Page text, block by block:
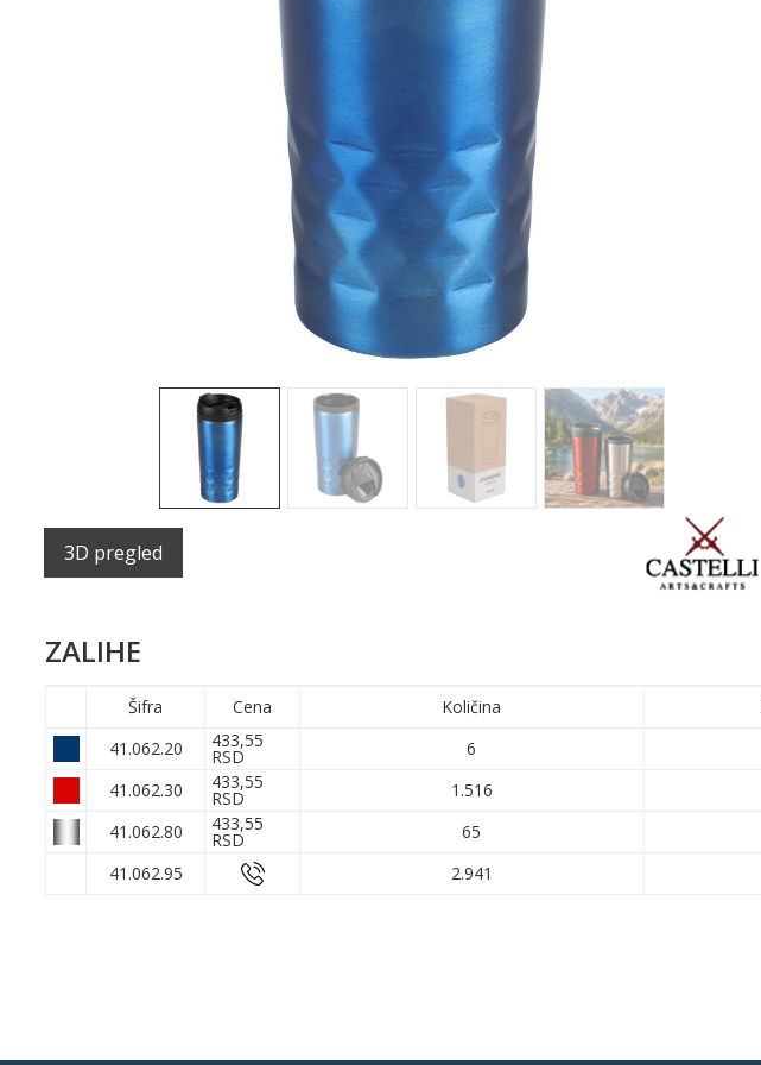
3D pregled
ZALIHE
Šifra Cena Količina
41.062.20
433,55
RSD
6
41.062.30
433,55
RSD
1.516
41.062.80
433,55
RSD
65
41.062.95
2.941